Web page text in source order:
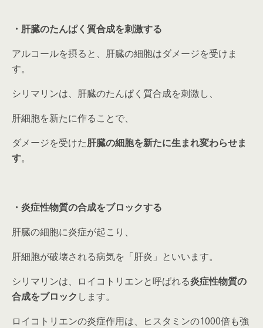
・肝臓のたんぱく質合成を刺激する
アルコールを摂ると、肝臓の細胞はダメージを受けま
す。
シリマリンは、肝臓のたんぱく質合成を刺激し、
肝細胞を新たに作ることで、
ダメージを受けた肝臓の細胞を新たに生まれ変わらせま
す。
・炎症性物質の合成をブロックする
肝臓の細胞に炎症が起こり、
肝細胞が破壊される病気を「肝炎」といいます。
シリマリンは、ロイコトリエンと呼ばれる炎症性物質の
合成をブロック します。
ロイコトリエンの炎症作用は、ヒスタミンの1000倍も強